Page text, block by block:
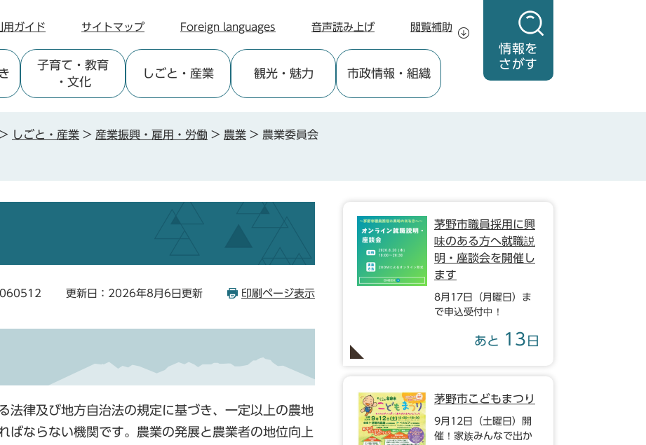
情報を
さがす
用ガイド サイトマップ Foreign languages 音声読み上げ 閲覧補助
子育て ・教育
・文化
しごと ・産業 観光・魅力 市政情報 ・組織
> しごと・産業 > 産業振興・雇用・労働 > 農業 > 農業委員会
更新日：2026年8月6日更新 印刷ページ表示
法律及び地方自治法の規定に基づき、一定以上の農地
ばならない機関です。農業の発展と農業者の地位向上
茅野市職員採用に興
味のある方へ就職説
明・座談会を開催し
ます
8月17日（月曜日）ま
で申込受付中！
あと 13 日
茅野市こどもまつり
9月12日（土曜日）開
催！家族みんなで出か